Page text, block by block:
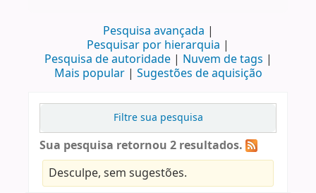
Pesquisa avançada
Pesquisar por hierarquia
Pesquisa de autoridade
Nuvem de tags
Mais popular
Sugestões de aquisição
Filtre sua pesquisa
Sua pesquisa retornou 2 resultados.
Desculpe, sem sugestões.